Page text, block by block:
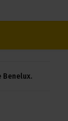
Benelux.